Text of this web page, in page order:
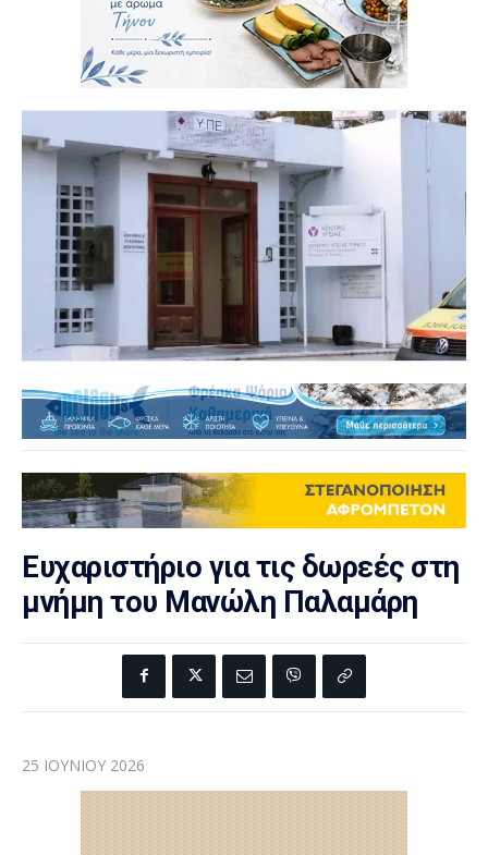
Ευχαριστήριο για τις δωρεές στη
μνήμη του Μανώλη Παλαμάρη
25 ΙΟΥΝΊΟΥ 2026